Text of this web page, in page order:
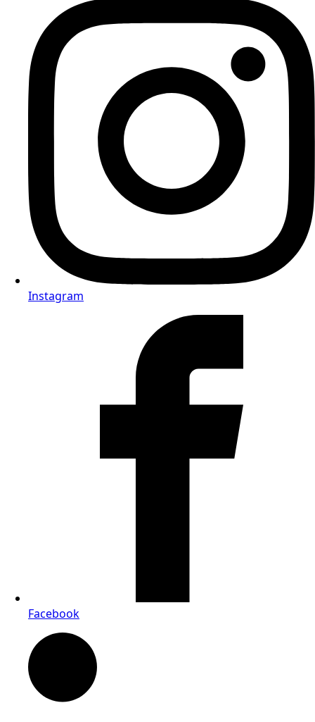
Instagram
Facebook